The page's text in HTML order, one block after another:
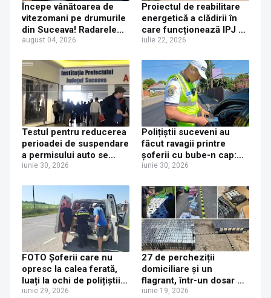
Începe vânătoarea de
vitezomani pe drumurile
din Suceava! Radarele
împânzesc județul, după
beți și inconștienți la
volan
august 04, 2026
Proiectul de reabilitare
energetică a clădirii în
care funcționează IPJ și
SRI Suceava a fost
iulie 22, 2026
Testul pentru reducerea
perioadei de suspendare
a permisului auto se
mută de la Poliția Rutieră
Auto din Iulius Mall,
începând cu 1 iulie 2026
iunie 30, 2026
Polițiștii suceveni au
făcut ravagii printre
șoferii cu bube-n cap:
32 de permise reținute,
și 350 de amenzi în două
zile
iunie 30, 2026
FOTO Șoferii care nu
opresc la calea ferată,
luați la ochi de polițiștii
suceveni. Aproape 200
iunie 29, 2026
27 de percheziții
domiciliare și un
flagrant, într-un dosar de
contrabandă. Cinci
iunie 19, 2026